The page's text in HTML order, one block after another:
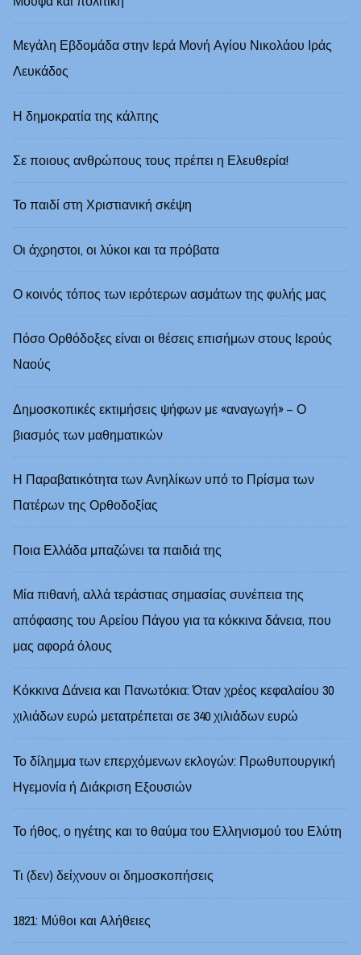
Μεγάλη Εβδομάδα στην Ιερά Μονή Αγίου Νικολάου Ιράς
Λευκάδoς
Η δημοκρατία της κάλπης
Σε ποιους ανθρώπους τους πρέπει η Ελευθερία!
Το παιδί στη Χριστιανική σκέψη
Οι άχρηστοι, οι λύκοι και τα πρόβατα
Ο κοινός τόπος των ιερότερων ασμάτων της φυλής μας
Πόσο Ορθόδοξες είναι οι θέσεις επισήμων στους Ιερούς
Ναούς
Δημοσκοπικές εκτιμήσεις ψήφων με «αναγωγή» – Ο
βιασμός των μαθηματικών
Η Παραβατικότητα των Ανηλίκων υπό το Πρίσμα των
Πατέρων της Ορθοδοξίας
Ποια Ελλάδα μπαζώνει τα παιδιά της
Μία πιθανή, αλλά τεράστιας σημασίας συνέπεια της
απόφασης του Αρείου Πάγου για τα κόκκινα δάνεια, που
μας αφορά όλους
Κόκκινα Δάνεια και Πανωτόκια: Όταν χρέος κεφαλαίου 30
χιλιάδων ευρώ μετατρέπεται σε 340 χιλιάδων ευρώ
Το δίλημμα των επερχόμενων εκλογών: Πρωθυπουργική
Ηγεμονία ή Διάκριση Εξουσιών
Το ήθος, ο ηγέτης και το θαύμα του Ελληνισμού του Ελύτη
Τι (δεν) δείχνουν οι δημοσκοπήσεις
1821: Μύθοι και Αλήθειες